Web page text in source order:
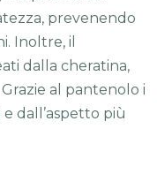
prevenendo
Inoltre, il
dalla cheratina,
al pantenolo i
dall’aspetto più